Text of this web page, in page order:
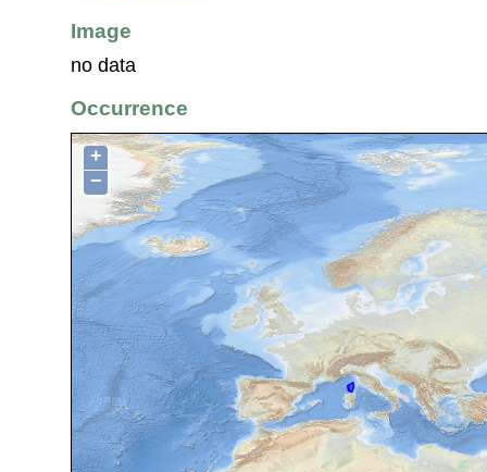
Image
no data
Occurrence
+
−